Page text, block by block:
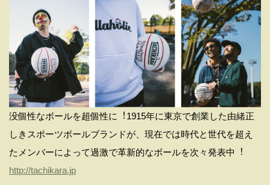
没個性なボールを超個性に︕1915年に東京で創業した由緒正
しきスポーツボールブランドが、現在では時代と世代を超え
たメンバーによって過激で⾰新的なボールを次々発表中︕
http://tachikara.jp